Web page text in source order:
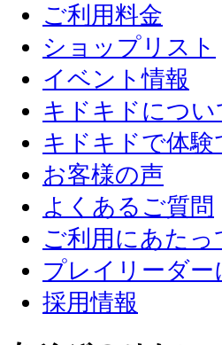
ご利用料金
ショップリスト
イベント情報
キドキドについ
キドキドで体
お客様の声
よくあるご質問
ご利用にあたっ
プレイリーダー
採用情報